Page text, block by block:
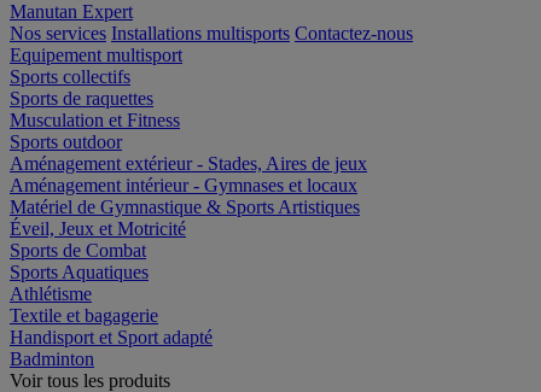
Manutan Expert
Nos services Installations multisports Contactez-nous
Equipement multisport
Sports collectifs
Sports de raquettes
Musculation et Fitness
Sports outdoor
Aménagement extérieur - Stades, Aires de jeux
Aménagement intérieur - Gymnases et locaux
Matériel de Gymnastique & Sports Artistiques
Éveil, Jeux et Motricité
Sports de Combat
Sports Aquatiques
Athlétisme
Textile et bagagerie
Handisport et Sport adapté
Badminton
Voir tous les produits